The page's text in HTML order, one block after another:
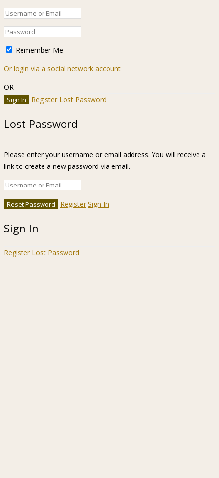
Remember Me
Or login via a social network account
OR
Register Lost Password
Lost Password
Please enter your username or email address. You will receive a
link to create a new password via email.
Register Sign In
Sign In
Register Lost Password